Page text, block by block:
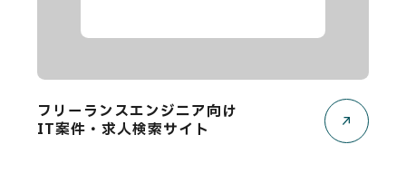
フリーランスエンジニア向け
IT案件・求人検索サイト